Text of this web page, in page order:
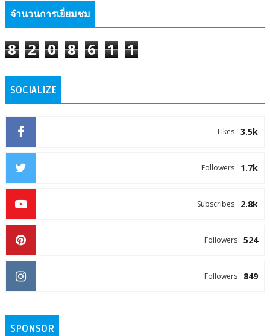
จำนวนการเยี่ยมชม
8 2 0 8 6 1 1
SOCIALIZE
3.5k
Likes
1.7k
Followers
2.8k
Subscribes
524
Followers
849
Followers
SPONSOR